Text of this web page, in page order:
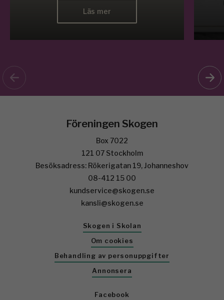
Läs mer
Föreningen Skogen
Box 7022
121 07 Stockholm
Besöksadress: Rökerigatan 19, Johanneshov
08-412 15 00
kundservice@skogen.se
kansli@skogen.se
Skogen i Skolan
Om cookies
Behandling av personuppgifter
Annonsera
Facebook